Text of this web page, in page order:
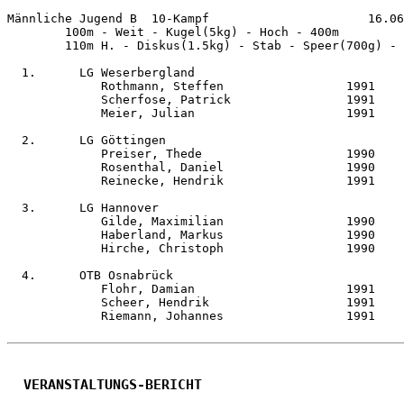
Männliche Jugend B  10-Kampf
        100m - Weit - Kugel(5kg) - Hoch - 400m
110m H. - Diskus(1.5kg) - Stab - Speer(700g)
1.      LG Weserbergland
Rothmann, Steffen                 1991
Scherfose, Patrick                1991
Meier, Julian                     1991
2.      LG Göttingen
Preiser, Thede                    1990
Rosenthal, Daniel                 1990
Reinecke, Hendrik                 1991
3.      LG Hannover
Gilde, Maximilian                 1990
Haberland, Markus                 1990
Hirche, Christoph                 1990
4.      OTB Osnabrück
Flohr, Damian                     1991
Scheer, Hendrik                   1991
Riemann, Johannes                 1991
  VERANSTALTUNGS-BERICHT